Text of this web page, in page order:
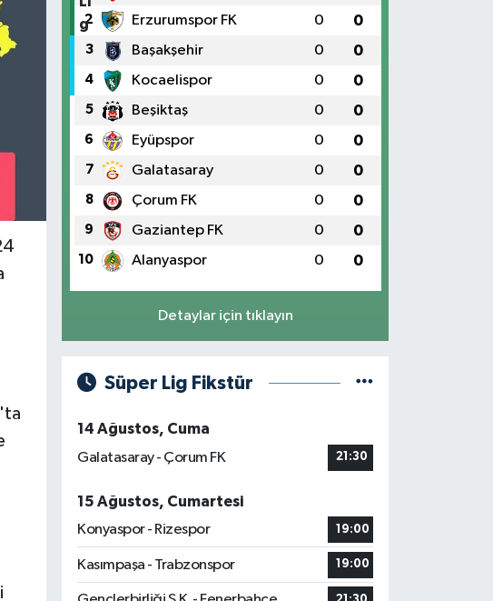
2 Erzurumspor FK 0 0
3 Başakşehir 0 0
4 Kocaelispor 0 0
5 Beşiktaş 0 0
6 Eyüpspor 0 0
7 Galatasaray 0 0
8 Çorum FK 0 0
9 Gaziantep FK 0 0
10 Alanyaspor 0 0
Detaylar için tıklayın
Süper Lig Fikstür
14 Ağustos, Cuma
Galatasaray - Çorum FK
21:30
15 Ağustos, Cumartesi
Konyaspor - Rizespor
19:00
Kasımpaşa - Trabzonspor 19:00